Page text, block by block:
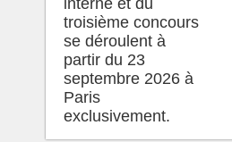
interne et du
troisième concours
se déroulent à
partir du 23
septembre 2026 à
Paris
exclusivement.